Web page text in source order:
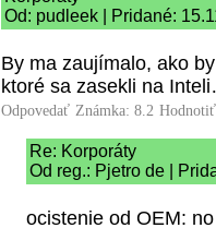
Od: pudleek | Pridané:
By ma zaujímalo, ako
ktoré sa zasekli na
Odpovedať Známka: 8.2
Re: Korporáty
Od reg.: Pjetro de |
ocistenie od OEM: